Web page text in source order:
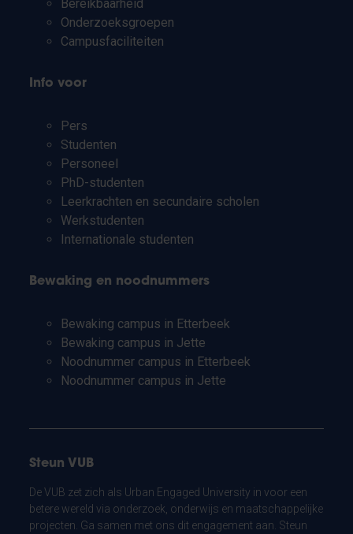
Bereikbaarheid
Onderzoeksgroepen
Campusfaciliteiten
Info voor
Pers
Studenten
Personeel
PhD-studenten
Leerkrachten en secundaire scholen
Werkstudenten
Internationale studenten
Bewaking en noodnummers
Bewaking campus in Etterbeek
Bewaking campus in Jette
Noodnummer campus in Etterbeek
Noodnummer campus in Jette
Steun VUB
De VUB zet zich als Urban Engaged University in voor een
betere wereld via onderzoek, onderwijs en maatschappelijke
projecten. Ga samen met ons dit engagement aan. Steun